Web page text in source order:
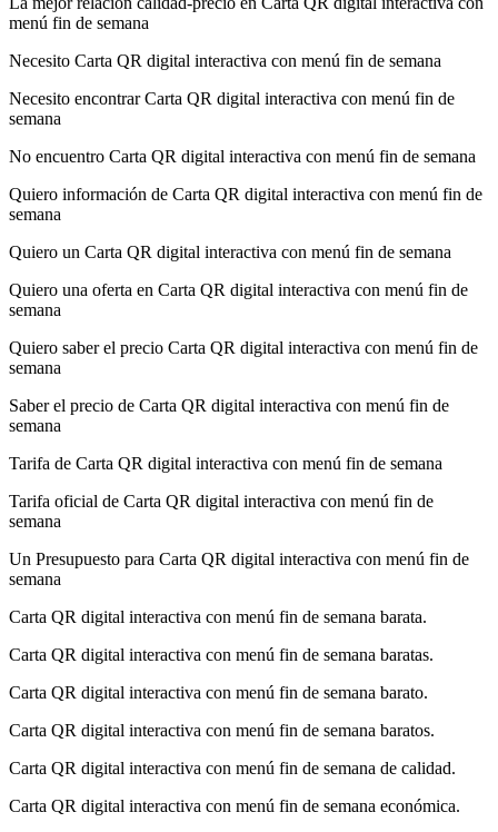
menú fin de semana
Necesito Carta QR digital interactiva con menú fin de semana
Necesito encontrar Carta QR digital interactiva con menú fin de
semana
No encuentro Carta QR digital interactiva con menú fin de semana
Quiero información de Carta QR digital interactiva con menú fin de
semana
Quiero un Carta QR digital interactiva con menú fin de semana
Quiero una oferta en Carta QR digital interactiva con menú fin de
semana
Quiero saber el precio Carta QR digital interactiva con menú fin de
semana
Saber el precio de Carta QR digital interactiva con menú fin de
semana
Tarifa de Carta QR digital interactiva con menú fin de semana
Tarifa oficial de Carta QR digital interactiva con menú fin de
semana
Un Presupuesto para Carta QR digital interactiva con menú fin de
semana
Carta QR digital interactiva con menú fin de semana barata.
Carta QR digital interactiva con menú fin de semana baratas.
Carta QR digital interactiva con menú fin de semana barato.
Carta QR digital interactiva con menú fin de semana baratos.
Carta QR digital interactiva con menú fin de semana de calidad.
Carta QR digital interactiva con menú fin de semana económica.